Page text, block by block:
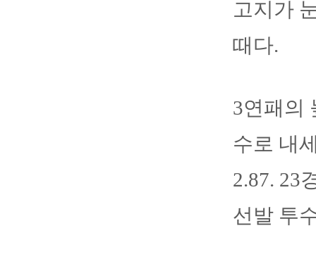
고지가
때다.
3연패의
수로 내
2.87. 23
선발 투